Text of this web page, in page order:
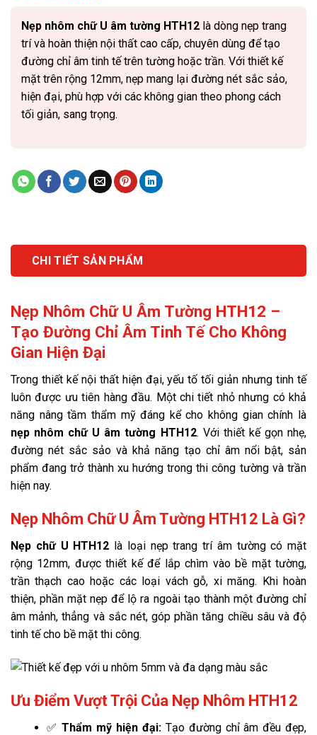
Nẹp nhôm chữ U âm tường HTH12 là dòng nẹp trang
trí và hoàn thiện nội thất cao cấp, chuyên dùng để tạo
đường chỉ âm tinh tế trên tường hoặc trần. Với thiết kế
mặt trên rộng 12mm, nẹp mang lại đường nét sắc sảo,
hiện đại, phù hợp với các không gian theo phong cách
tối giản, sang trọng.
CHI TIẾT SẢN PHẨM
Nẹp Nhôm Chữ U Âm Tường HTH12 –
Tạo Đường Chỉ Âm Tinh Tế Cho Không
Gian Hiện Đại
Trong thiết kế nội thất hiện đại, yếu tố tối giản nhưng tinh tế
luôn được ưu tiên hàng đầu. Một chi tiết nhỏ nhưng có khả
năng nâng tầm thẩm mỹ đáng kể cho không gian chính là
nẹp nhôm chữ U âm tường HTH12. Với thiết kế gọn nhẹ,
đường nét sắc sảo và khả năng tạo chỉ âm nổi bật, sản
phẩm đang trở thành xu hướng trong thi công tường và trần
hiện nay.
Nẹp Nhôm Chữ U Âm Tường HTH12 Là Gì?
Nẹp chữ U HTH12 là loại nẹp trang trí âm tường có mặt
rộng 12mm, được thiết kế để lắp chìm vào bề mặt tường,
trần thạch cao hoặc các loại vách gỗ, xi măng. Khi hoàn
thiện, phần mặt nẹp để lộ ra ngoài tạo thành một đường chỉ
âm mảnh, thẳng và sắc nét, góp phần tăng chiều sâu và độ
tinh tế cho bề mặt thi công.
Ưu Điểm Vượt Trội Của Nẹp Nhôm HTH12
✅Thẩm mỹ hiện đại: Tạo đường chỉ âm đều đẹp,